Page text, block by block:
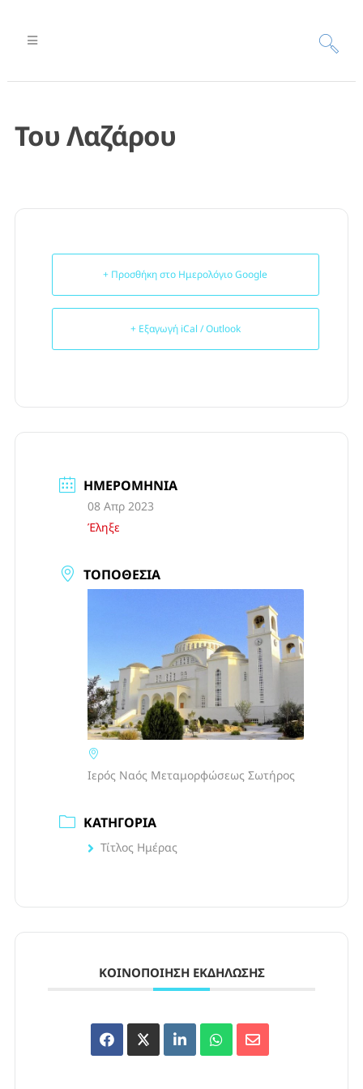
Του Λαζάρου
+ Προσθήκη στο Ημερολόγιο Google
+ Εξαγωγή iCal / Outlook
ΗΜΕΡΟΜΗΝΊΑ
08 Απρ 2023
Έληξε
ΤΟΠΟΘΕΣΊΑ
Ιερός Ναός Μεταμορφώσεως Σωτήρος
ΚΑΤΗΓΟΡΊΑ
Τίτλος Ημέρας
ΚΟΙΝΟΠΟΊΗΣΗ ΕΚΔΉΛΩΣΗΣ